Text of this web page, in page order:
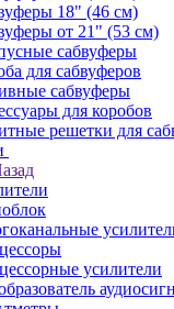
18" (46 см)
от 21" (53 см)
сабвуферы
для сабвуферов
сабвуферы
для коробов
решетки для
усилители